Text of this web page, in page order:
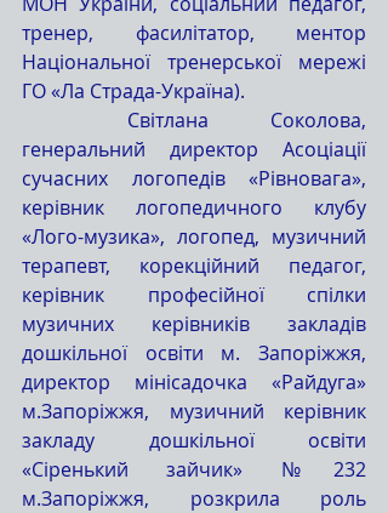
тренер, фасилітатор, ментор
Національної тренерської мережі
ГО «Ла Страда-Україна).
генеральний директор Асоціації
сучасних логопедів «Рівновага»,
керівник логопедичного клубу
«Лого-музика», логопед, музичний
терапевт, корекційний педагог,
керівник професійної спілки
музичних керівників закладів
дошкільної освіти м. Запоріжжя,
директор мінісадочка «Райдуга»
м.Запоріжжя, музичний керівник
закладу дошкільної освіти
«Сіренький зайчик» №232
м.Запоріжжя, розкрила роль